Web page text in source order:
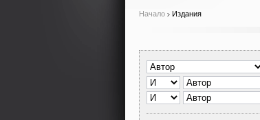
Начало Издания